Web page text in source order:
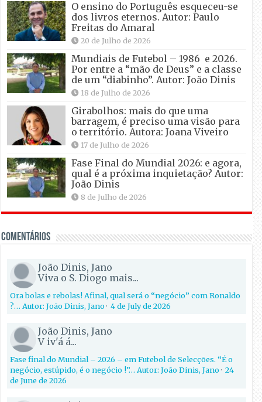
O ensino do Português esqueceu-se
dos livros eternos. Autor: Paulo
Freitas do Amaral
20 de Julho de 2026
Mundiais de Futebol – 1986 e 2026.
Por entre a “mão de Deus” e a classe
de um “diabinho”. Autor: João Dinis
18 de Julho de 2026
Girabolhos: mais do que uma
barragem, é preciso uma visão para
o território. Autora: Joana Viveiro
17 de Julho de 2026
Fase Final do Mundial 2026: e agora,
qual é a próxima inquietação? Autor:
João Dinis
8 de Julho de 2026
Comentários
João Dinis, Jano
Viva o S. Diogo mais...
Ora bolas e rebolas! Afinal, qual será o “negócio” com Ronaldo
?… Autor: João Dinis, Jano·4 de July de 2026
João Dinis, Jano
V iv'á á...
Fase final do Mundial – 2026 – em Futebol de Selecções. “É o
negócio, estúpido, é o negócio !”… Autor: João Dinis, Jano·24
de June de 2026